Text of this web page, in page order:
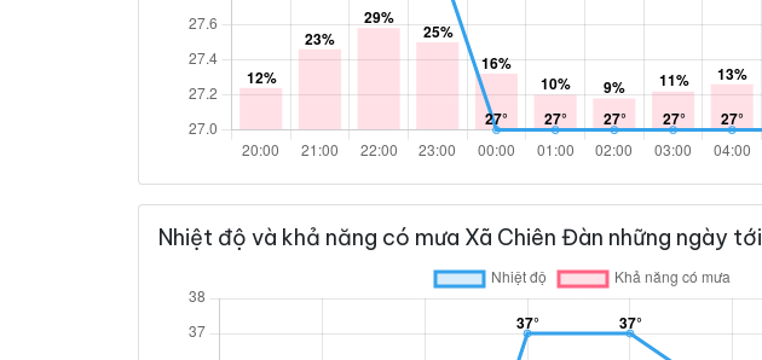
Nhiệt độ và khả năng có mưa Xã Chiên Đàn những ngày tới